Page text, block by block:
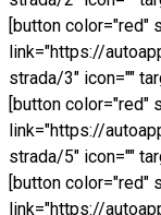
[button color="red"
link="https://
strada/3" icon=""
[button color="red"
link="https://
strada/5" icon=""
[button color="red"
link="https://